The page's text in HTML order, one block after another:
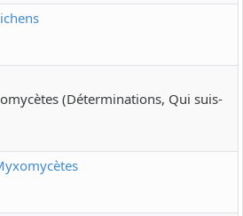
(Déterminations, Qui suis-